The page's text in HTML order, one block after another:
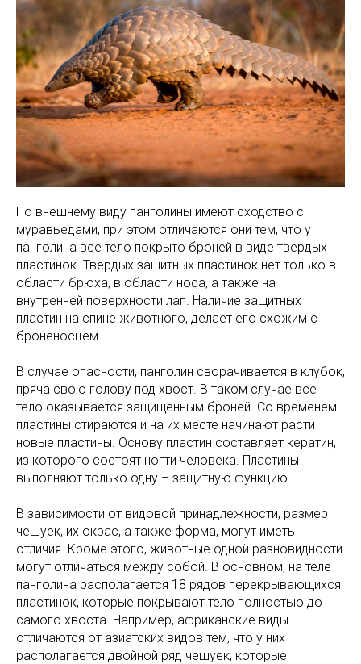
По внешнему виду панголины имеют сходство с
муравьедами, при этом отличаются они тем, что у
панголина все тело покрыто броней в виде твердых
пластинок. Твердых защитных пластинок нет только в
области брюха, в области носа, а также на
внутренней поверхности лап. Наличие защитных
пластин на спине животного, делает его схожим с
броненосцем.
В случае опасности, панголин сворачивается в клубок,
пряча свою голову под хвост. В таком случае все
тело оказывается защищенным броней. Со временем
пластины стираются и на их месте начинают расти
новые пластины. Основу пластин составляет кератин,
из которого состоят ногти человека. Пластины
выполняют только одну – защитную функцию.
В зависимости от видовой принадлежности, размер
чешуек, их окрас, а также форма, могут иметь
отличия. Кроме этого, животные одной разновидности
могут отличаться между собой. В основном, на теле
панголина располагается 18 рядов перекрывающихся
пластинок, которые покрывают тело полностью до
самого хвоста. Например, африканские виды
отличаются от азиатских видов тем, что у них
располагается двойной ряд чешуек, которые